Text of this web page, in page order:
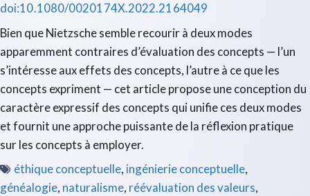
doi:10.1080/0020174X.2022.2164049
Bien que Nietzsche semble recourir à deux modes
apparemment contraires d’évaluation des concepts — l’un
s’intéresse aux effets des concepts, l’autre à ce que les
concepts expriment — cet article propose une conception du
caractère expressif des concepts qui unifie ces deux modes
et fournit une approche puissante de la réflexion pratique
sur les concepts à employer.
éthique conceptuelle, ingénierie conceptuelle,
généalogie, naturalisme, réévaluation des valeurs,